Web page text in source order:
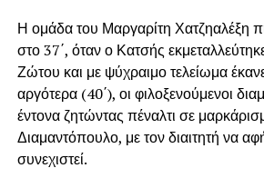
Η ομάδα του Μαργαρίτη Χατζηαλέξη
στο 37΄, όταν ο Κατσής
Ζώτου και με ψύχραιμο τελείωμα
αργότερα (40΄), οι φιλοξενούμενοι
έντονα ζητώντας πέναλτι σε
Διαμαντόπουλο, με τον διαιτητή να
συνεχιστεί.